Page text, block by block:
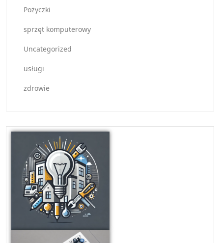
Pożyczki
sprzęt komputerowy
Uncategorized
usługi
zdrowie